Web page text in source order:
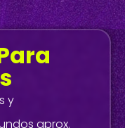
y
aprox.